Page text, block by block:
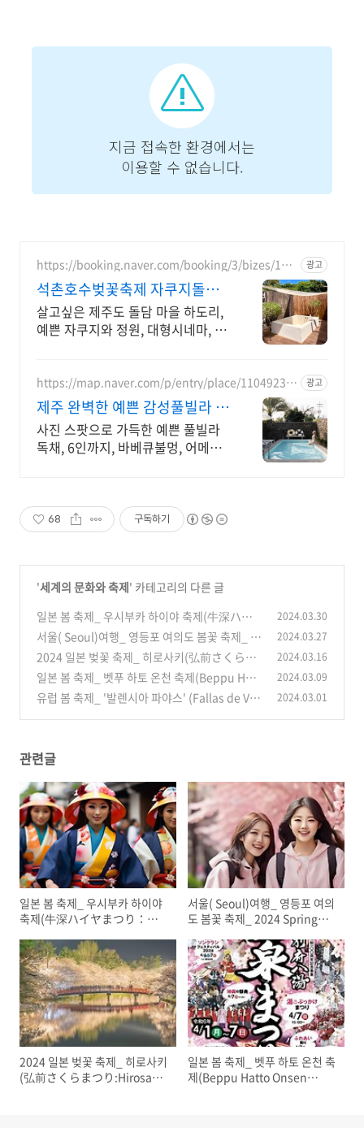
https://booking.naver.com/booking/3/bizes/120
3928
광고
석촌호수벚꽃축제 자쿠지돌담
집 해녀마을 하도리 제주돌담집
살고싶은 제주도 돌담 마을 하도리,
예쁜 자쿠지와 정원, 대형시네마, 바
https://map.naver.com/p/entry/place/11049232
73
광고
제주 완벽한 예쁜 감성풀빌라 대
문을 여는 순간 예쁨 가득
사진 스팟으로 가득한 예쁜 풀빌라
독채, 6인까지, 바베큐불멍, 어메니
68 구독하기
'세계의 문화와 축제' 카테고리의 다른 글
일본 봄 축제_ 우시부카 하이야 축제(牛深ハイ
ヤまつり：Ushibuka Haiya 2024＿자유여행
(85)
2024.03.30
서울( Seoul)여행_ 영등포 여의도 봄꽃 축제_ 2
024 Spring Flower Festival_자유여행
(51)
2024.03.27
2024 일본 벚꽃 축제_ 히로사키(弘前さくらま
つり:Hirosaki Cherry Blossom Festival) 벚
꽃 축제_일본 자유 여행
(76)
2024.03.16
일본 봄 축제_ 벳푸 하토 온천 축제(Beppu Hatt
o Onsen Matsuri)_ 자유 여행
(80)
2024.03.09
유럽 봄 축제_ '발렌시아 파야스' (Fallas de Val
2024.03.01
관련글
일본 봄 축제_ 우시부카 하이야
축제(牛深ハイヤまつり：
여행
서울( Seoul)여행_ 영등포 여의
도 봄꽃 축제_ 2024 Spring
2024 일본 벚꽃 축제_ 히로사키
(弘前さくらまつり:Hirosaki
일본 봄 축제_ 벳푸 하토 온천 축
제(Beppu Hatto Onsen